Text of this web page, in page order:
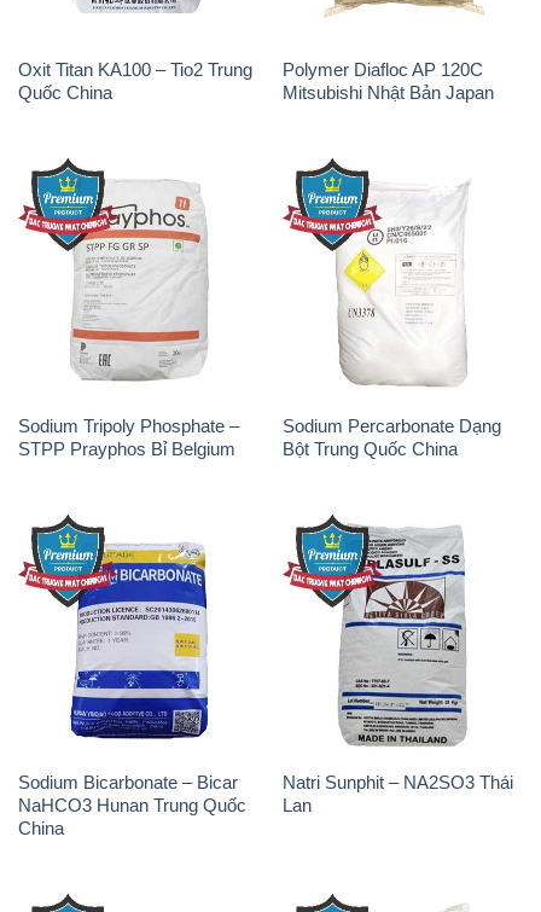
Oxit Titan KA100 – Tio2 Trung
Quốc China
Polymer Diafloc AP 120C
Mitsubishi Nhật Bản Japan
Sodium Tripoly Phosphate –
STPP Prayphos Bỉ Belgium
Sodium Percarbonate Dạng
Bột Trung Quốc China
Sodium Bicarbonate – Bicar
NaHCO3 Hunan Trung Quốc
China
Natri Sunphit – NA2SO3 Thái
Lan